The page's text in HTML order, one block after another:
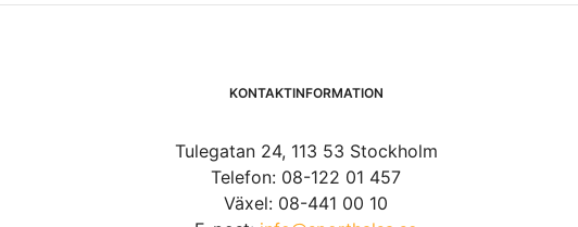
KONTAKTINFORMATION
Tulegatan 24, 113 53 Stockholm
Telefon: 08-122 01 457
Växel: 08-441 00 10